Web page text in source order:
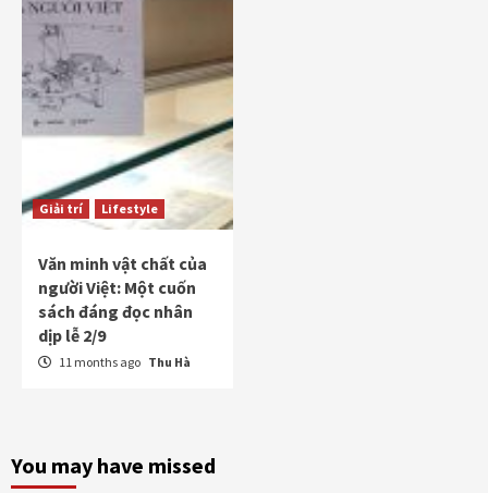
Giải trí Lifestyle
Văn minh vật chất của
người Việt: Một cuốn
sách đáng đọc nhân
dịp lễ 2/9
11 months ago Thu Hà
You may have missed